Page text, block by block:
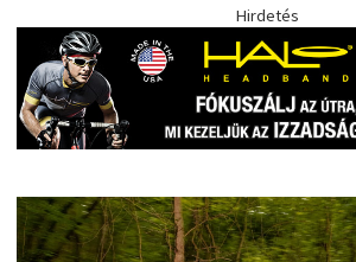
Hirdetés